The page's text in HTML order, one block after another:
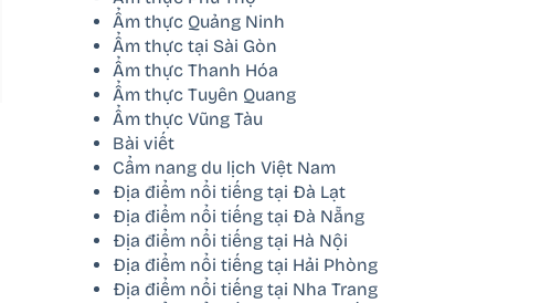
Ẩm thực Quảng Ninh
Ẩm thực tại Sài Gòn
Ẩm thực Thanh Hóa
Ẩm thực Tuyên Quang
Ẩm thực Vũng Tàu
Bài viết
Cẩm nang du lịch Việt Nam
Địa điểm nổi tiếng tại Đà Lạt
Địa điểm nổi tiếng tại Đà Nẵng
Địa điểm nổi tiếng tại Hà Nội
Địa điểm nổi tiếng tại Hải Phòng
Địa điểm nổi tiếng tại Nha Trang